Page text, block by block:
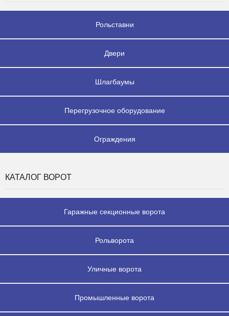
Рольставни
Двери
Шлагбаумы
Перегрузочное оборудование
Ограждения
КАТАЛОГ ВОРОТ
Гаражные секционные ворота
Рольворота
Уличные ворота
Промышленные ворота